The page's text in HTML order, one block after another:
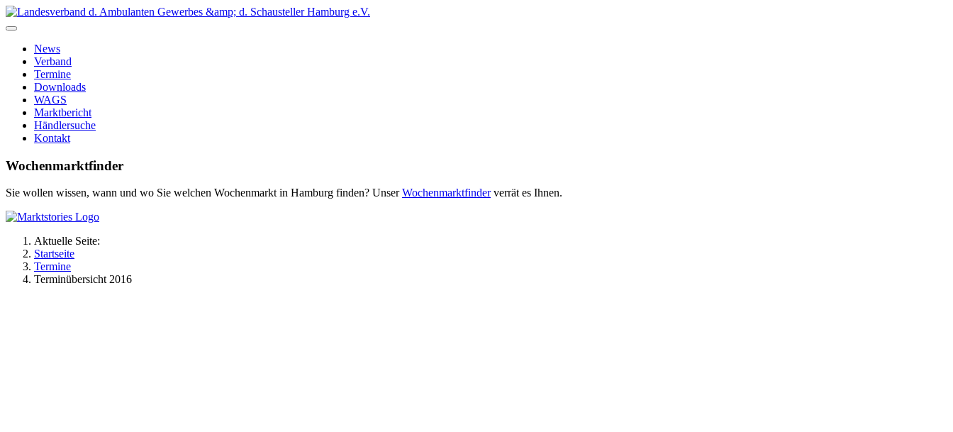
News
Verband
Termine
Downloads
WAGS
Marktbericht
Händlersuche
Kontakt
Wochenmarktfinder
Sie wollen wissen, wann und wo Sie welchen Wochenmarkt in Hamburg finden? UnserWochenmarktfinderverrät es Ihnen.
Aktuelle Seite:
Startseite
Termine
Terminübersicht 2016